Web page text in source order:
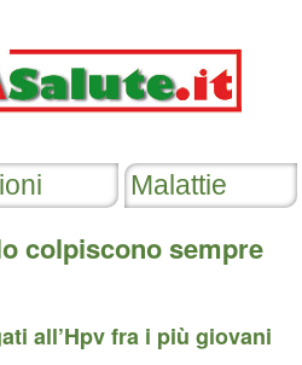
colpiscono sempre
all’Hpv fra i più giovani